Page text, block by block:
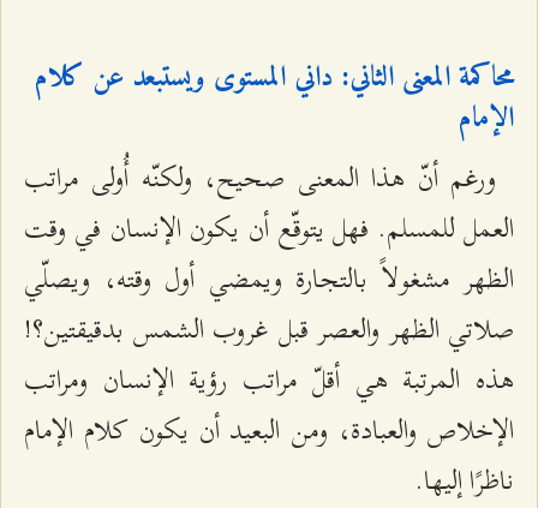
محاكمة المعنى الثاني: داني المستوى ويستبعد عن كلام
الإمام
ورغم أنّ هذا المعنى صحيح، ولكنّه أُولى مراتب
العمل للمسلم. فهل يتوقّع أن يكون الإنسان في وقت
الظهر مشغولاً بالتجارة ويمضي أول وقته، ويصلّي
صلاتي الظهر والعصر قبل غروب الشمس بدقيقتين؟!
هذه المرتبة هي أقلّ مراتب رؤية الإنسان ومراتب
الإخلاص والعبادة، ومن البعيد أن يكون كلام الإمام
ناظرًا إليها.